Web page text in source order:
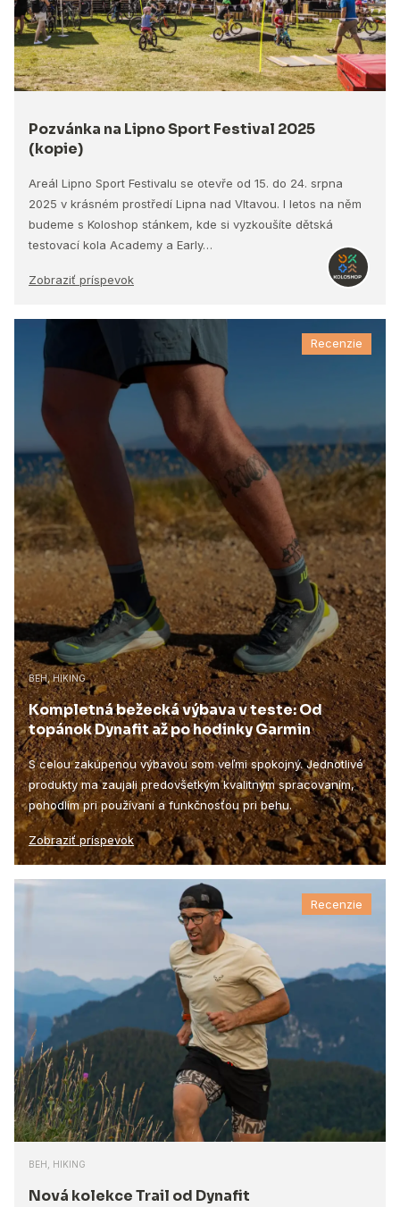
Pozvánka na Lipno Sport Festival 2025
(kopie)
Areál Lipno Sport Festivalu se otevře od 15. do 24. srpna
2025 v krásném prostředí Lipna nad Vltavou. I letos na něm
budeme s Koloshop stánkem, kde si vyzkoušíte dětská
testovací kola Academy a Early…
Zobraziť príspevok
Recenzie
BEH, HIKING
Kompletná bežecká výbava v teste: Od
topánok Dynafit až po hodinky Garmin
S celou zakúpenou výbavou som veľmi spokojný. Jednotlivé
produkty ma zaujali predovšetkým kvalitným spracovaním,
pohodlím pri používaní a funkčnosťou pri behu.
Zobraziť príspevok
Recenzie
BEH, HIKING
Nová kolekce Trail od Dynafit